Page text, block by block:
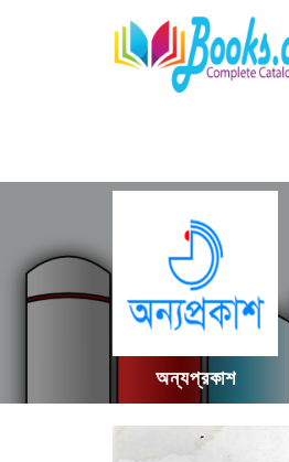
অন্যপ্রকাশ